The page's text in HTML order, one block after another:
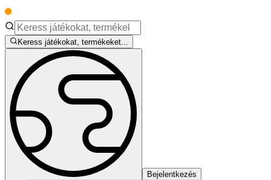
Keress játékokat, termékeket...
Bejelentkezés